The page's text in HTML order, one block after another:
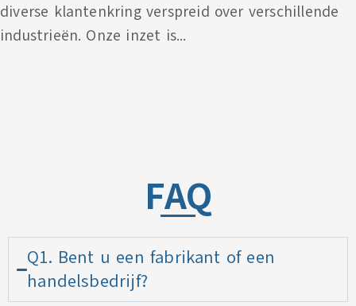
diverse klantenkring verspreid over verschillende
industrieën. Onze inzet is...
FAQ
Q1. Bent u een fabrikant of een
handelsbedrijf?